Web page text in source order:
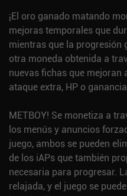
¡El oro ganado matando
mejoras temporales que
mientras que la progresión
otra moneda obtenida a
nuevas fichas que mejoran
ataque extra, HP o
METBOY! Se monetiza a
los menús y anuncios
juego, ambos se pueden
de los iAPs que también
necesaria para progresar.
relajada, y el juego se